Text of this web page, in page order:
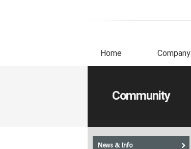
Home Company
Community
News & Info